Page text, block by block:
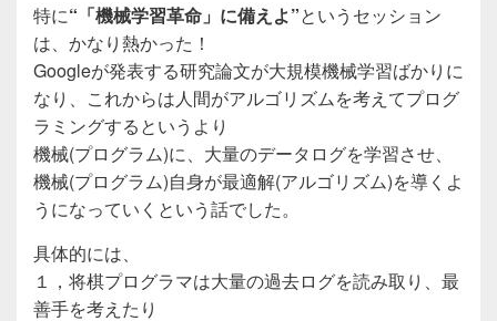
特に“「機械学習革命」に備えよ”というセッション
は、かなり熱かった！
Googleが発表する研究論文が大規模機械学習ばかりに
なり、これからは人間がアルゴリズムを考えてプログ
ラミングするというより
機械(プログラム)に、大量のデータログを学習させ、
機械(プログラム)自身が最適解(アルゴリズム)を導くよ
うになっていくという話でした。
具体的には、
１，将棋プログラマは大量の過去ログを読み取り、最
善手を考えたり